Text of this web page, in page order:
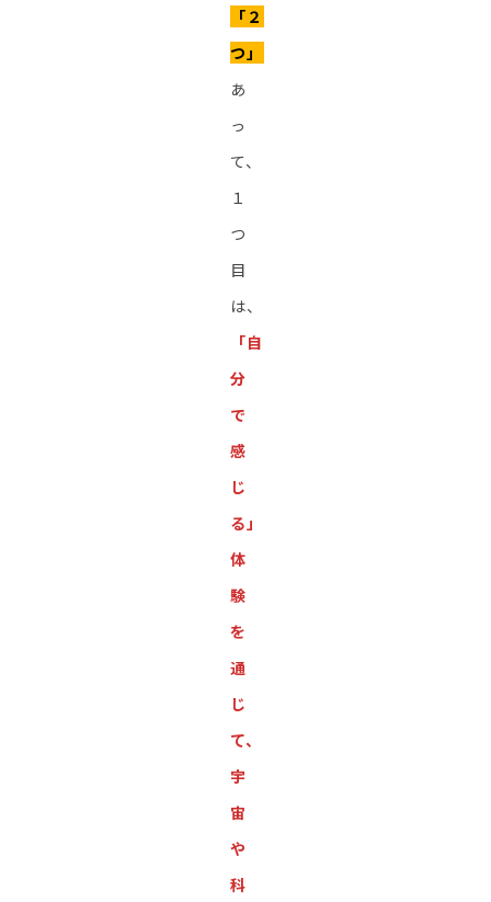
「２
つ」
あ
っ
て、
１
つ
目
は、
「自
分
で
感
じ
る」
体
験
を
通
じ
て、
宇
宙
や
科